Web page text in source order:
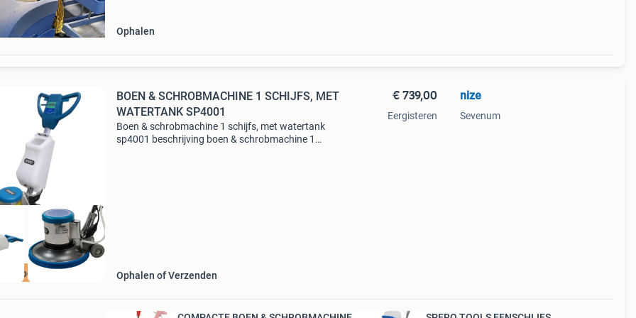
Ophalen
products nl
BOEN & SCHROBMACHINE 1 SCHIJFS, MET
WATERTANK SP4001
Boen & schrobmachine 1 schijfs, met watertank
sp4001 beschrijving boen & schrobmachine 1
Ophalen of Verzenden
€ 739,00
Eergisteren
nize
Sevenum